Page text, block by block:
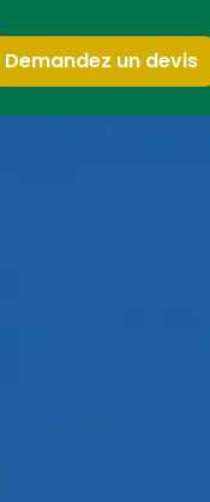
Demandez un devis